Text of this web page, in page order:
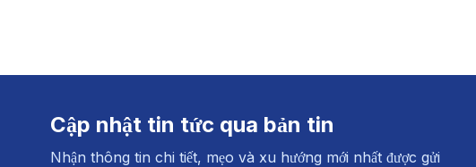
Cập nhật tin tức qua bản tin
Nhận thông tin chi tiết, mẹo và xu hướng mới nhất được gửi